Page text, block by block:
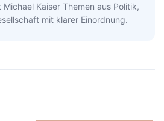
Kaiser Themen aus Politik,
mit klarer Einordnung.